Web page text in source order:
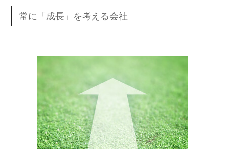
常に「成長」を考える会社